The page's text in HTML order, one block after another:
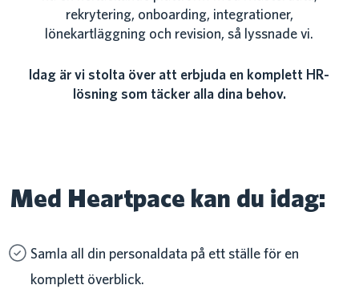
rekrytering, onboarding, integrationer,
lönekartläggning och revision, så lyssnade vi.
Idag är vi stolta över att erbjuda en komplett HR-
lösning som täcker alla dina behov.
Med Heartpace kan du idag:
Samla all din personaldata på ett ställe för en
komplett överblick.